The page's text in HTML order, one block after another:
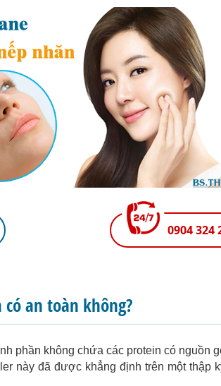
0904 324
an toàn không?
phần không chứa các protein có nguồn
này đã được khẳng định trên một thập